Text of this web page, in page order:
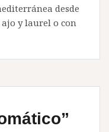
desde
ajo y laurel o con